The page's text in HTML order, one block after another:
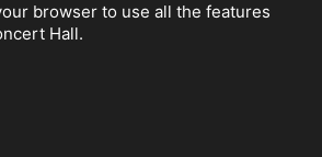
browser to use all the features
Hall.